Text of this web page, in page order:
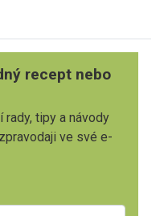
recept nebo
rady, tipy a návody
ve své e-